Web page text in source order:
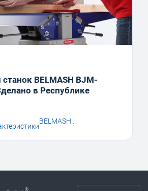
BELMASH BJM-
в Республике
BELMASH...